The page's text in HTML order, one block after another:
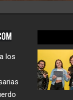
los